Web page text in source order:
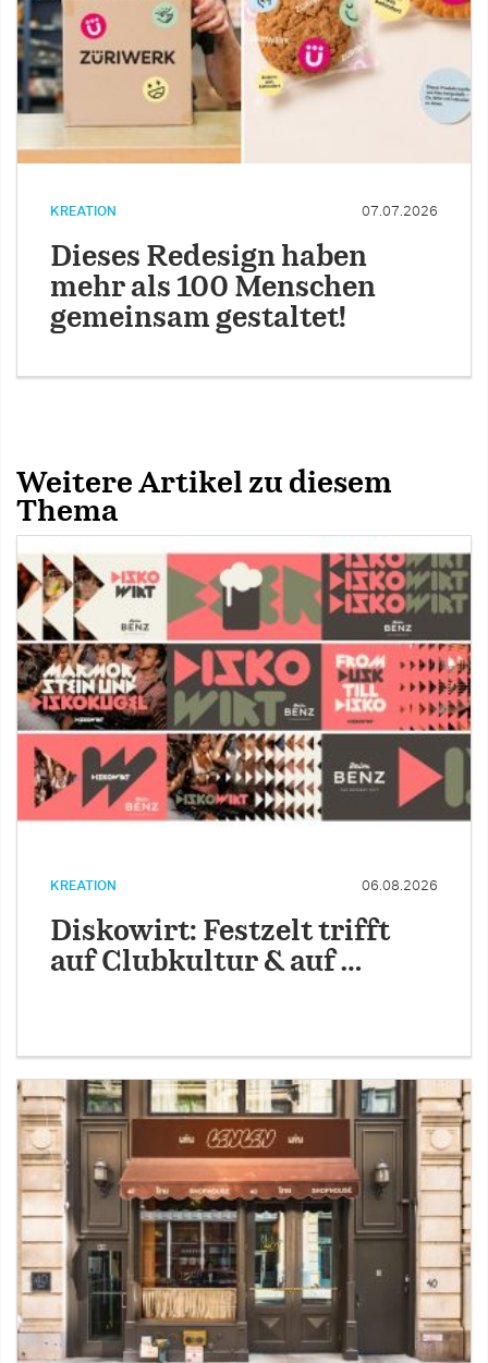
KREATION 07.07.2026
Dieses Redesign haben
mehr als 100 Menschen
gemeinsam gestaltet!
Weitere Artikel zu diesem
Thema
KREATION 06.08.2026
Diskowirt: Festzelt trifft
auf Clubkultur & auf …